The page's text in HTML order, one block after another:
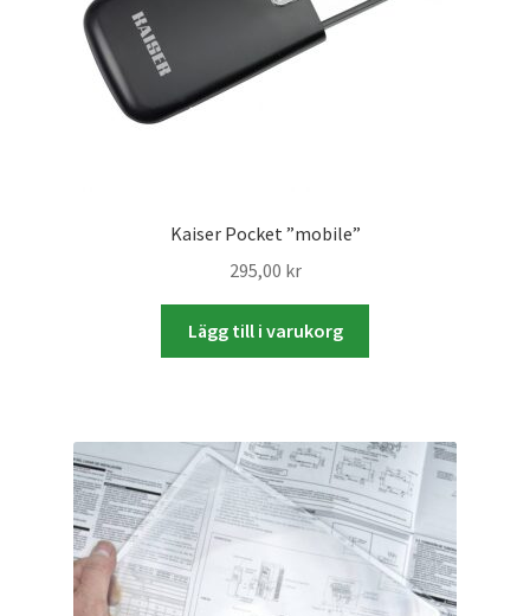
Canvasbilder
Videoöverföring / Smalfilm
framkalla.se
Rädda dina raderade bilder
Skyltmaterial / Gatupratare
Kaiser Pocket ”mobile”
295,00 kr
Lägg till i varukorg